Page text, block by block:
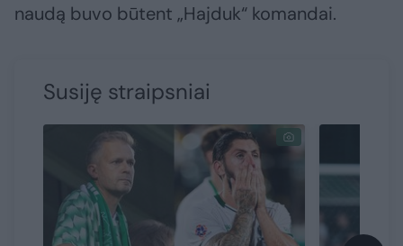
naudą buvo būtent „Hajduk“ komandai.
Susiję straipsniai